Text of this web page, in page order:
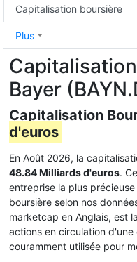
Capitalisation boursière
Plus
Bayer
Capitalisation
d'euros
En Août 2026, la
48.84 Milliards d'euros.
entreprise la plus
boursière selon nos
marketcap en Anglais, est
actions en circulation
couramment utilisée pour